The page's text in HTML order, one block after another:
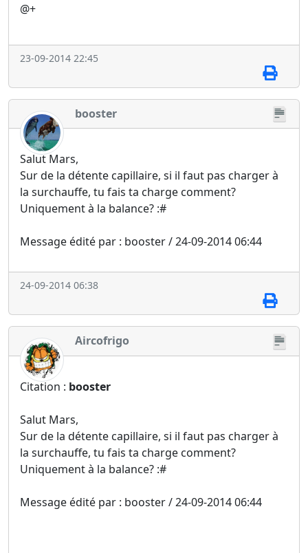
@+
23-09-2014 22:45
booster
Salut Mars,
Sur de la détente capillaire, si il faut pas charger à
la surchauffe, tu fais ta charge comment?
Uniquement à la balance? :#
Message édité par : booster / 24-09-2014 06:44
24-09-2014 06:38
Aircofrigo
Citation : booster
Salut Mars,
Sur de la détente capillaire, si il faut pas charger à
la surchauffe, tu fais ta charge comment?
Uniquement à la balance? :#
Message édité par : booster / 24-09-2014 06:44